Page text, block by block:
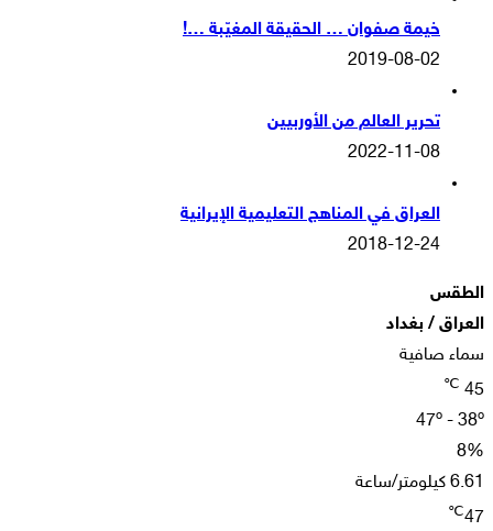
خيمة صفوان … الحقيقة المغيّبة …!
2019-08-02
تحرير العالم من الأوربيين
2022-11-08
العراق في المناهج التعليمية الإيرانية
2018-12-24
الطقس
العراق / بغداد
سماء صافية
45
℃
47º - 38º
8%
6.61 كيلومتر/ساعة
47
℃